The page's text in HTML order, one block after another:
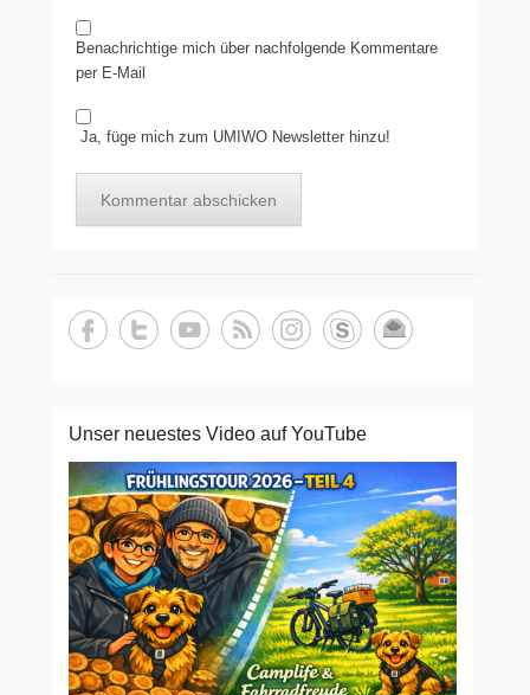
Benachrichtige mich über nachfolgende Kommentare
per E-Mail
Ja, füge mich zum UMIWO Newsletter hinzu!
Unser neuestes Video auf YouTube